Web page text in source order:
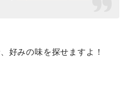
好みの味を探せますよ！